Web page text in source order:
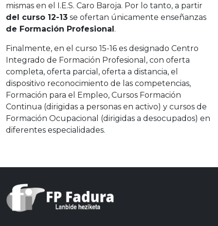
mismas en el I.E.S. Caro Baroja. Por lo tanto, a partir
del curso 12-13 se ofertan únicamente enseñanzas
de Formación Profesional.
Finalmente, en el curso 15-16 es designado Centro
Integrado de Formación Profesional, con oferta
completa, oferta parcial, oferta a distancia, el
dispositivo reconocimiento de las competencias,
Formación para el Empleo, Cursos Formación
Continua (dirigidas a personas en activo) y cursos de
Formación Ocupacional (dirigidas a desocupados) en
diferentes especialidades.